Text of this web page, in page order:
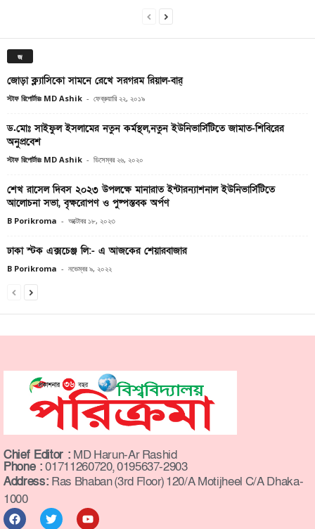
জ
জোড়া ক্ল্যাসিকো সামনে রেখে সরগরম রিয়াল-বার্
স্টাফ রিপোর্টারঃ MD Ashik - ফেব্রুয়ারি ২২, ২০১৯
ড.মোঃ সাইফুল ইসলামের নতুন কর্মস্থল,নতুন ইউনিভার্সিটিতে জামাত-শিবিরের
অনুপ্রবেশ
স্টাফ রিপোর্টারঃ MD Ashik - ডিসেম্বর ২৬, ২০২০
শেখ রাসেল দিবস ২০২৩ উপলক্ষে মানারাত ইন্টারন্যাশনাল ইউনিভার্সিটিতে
আলোচনা সভা, বৃক্ষরোপণ ও পুষ্পস্তবক অর্পণ
B Porikroma - অক্টোবর ১৮, ২০২৩
ঢাকা স্টক এক্সচেঞ্জ লি:- এ আজকের শেয়ারবাজার
B Porikroma - নভেম্বর ৯, ২০২২
Chief Editor : MD Harun-Ar Rashid
Phone :01711260720, 0195637-2903
Address: Ras Bhaban (3rd Floor) 120/A Motijheel C/A Dhaka-
1000